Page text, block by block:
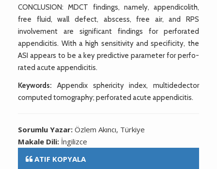
CONCLUSION: MDCT findings, namely, appendicolith,
free fluid, wall defect, abscess, free air, and RPS
involvement are significant findings for perforated
appendicitis. With a high sensitivity and specificity, the
ASI appears to be a key predictive parameter for perfo-
rated acute appendicitis.
Keywords: Appendix sphericity index, multidedector
computed tomography; perforated acute appendicitis.
Sorumlu Yazar:Özlem Akıncı, Türkiye
Makale Dili: İngilizce
ATIF KOPYALA